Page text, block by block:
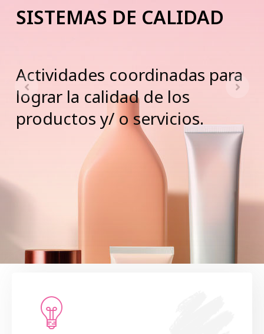
SISTEMAS DE CALIDAD
Actividades coordinadas para
lograr la calidad de los
productos y/ o servicios.
INVESTIGACIÓN
Ampliamos los límites del
conocimiento para explorar y
crear productos del futuro.
DESARROLLO DE
Basados en principios de
calidad, eficacia y seguridad
TRANSFERENCIA DE
De la investigación al
escalamiento industrial.